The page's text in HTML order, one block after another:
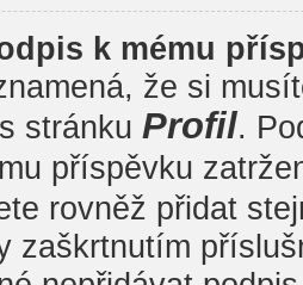
k mému
že si
stránku Profil.
příspěvku
rovněž přidat
zaškrtnutím